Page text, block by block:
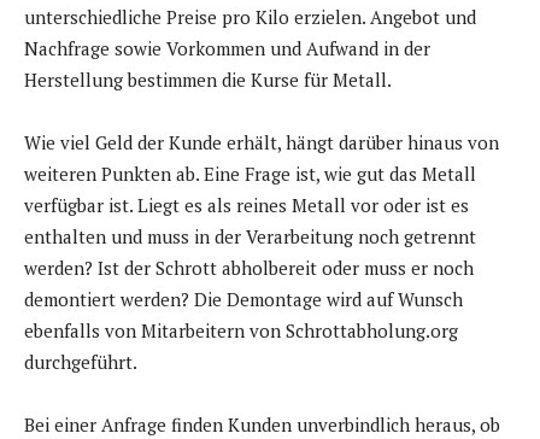
unterschiedliche Preise pro Kilo erzielen. Angebot und
Nachfrage sowie Vorkommen und Aufwand in der
Herstellung bestimmen die Kurse für Metall.
Wie viel Geld der Kunde erhält, hängt darüber hinaus von
weiteren Punkten ab. Eine Frage ist, wie gut das Metall
verfügbar ist. Liegt es als reines Metall vor oder ist es
enthalten und muss in der Verarbeitung noch getrennt
werden? Ist der Schrott abholbereit oder muss er noch
demontiert werden? Die Demontage wird auf Wunsch
ebenfalls von Mitarbeitern von Schrottabholung.org
durchgeführt.
Bei einer Anfrage finden Kunden unverbindlich heraus, ob